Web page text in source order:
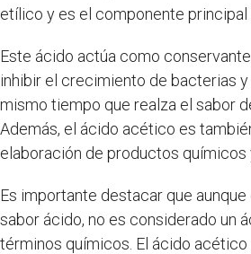
etílico y es el componente principal
Este ácido actúa como
inhibir el crecimiento de bacterias
mismo tiempo que realza el sabor
Además, el ácido acético es
elaboración de productos químicos
Es importante destacar que
sabor ácido, no es considerado un
términos químicos. El ácido acético